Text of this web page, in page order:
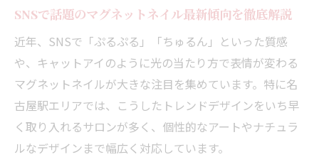
季節限定カラーで楽しむマグネットネイル
アレンジ
春夏秋冬のマグネットネイルおすすめデザ
イン集
イベント映えするマグネットネイルの演出
術
SNSで話題のマグネットネイル最新傾向を徹底解説
近年、SNSで「ぷるぷる」「ちゅるん」といった質感
や、キャットアイのように光の当たり方で表情が変わる
マグネットネイルが大きな注目を集めています。特に名
古屋駅エリアでは、こうしたトレンドデザインをいち早
く取り入れるサロンが多く、個性的なアートやナチュラ
ルなデザインまで幅広く対応しています。